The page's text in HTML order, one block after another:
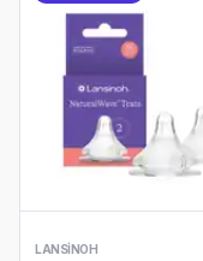
LANSINOH